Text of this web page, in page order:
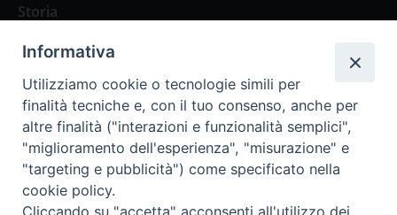
Storia
Abbonamenti
Abbonamento Annuale Digitale
Abbonamento Annuale Cartaceo
Abbonamento Singola Copia Digitale
Informativa
Utilizziamo cookie o tecnologie simili per
finalità tecniche e, con il tuo consenso, anche per
altre finalità ("interazioni e funzionalità semplici",
"miglioramento dell'esperienza", "misurazione" e
"targeting e pubblicità") come specificato nella
cookie policy.